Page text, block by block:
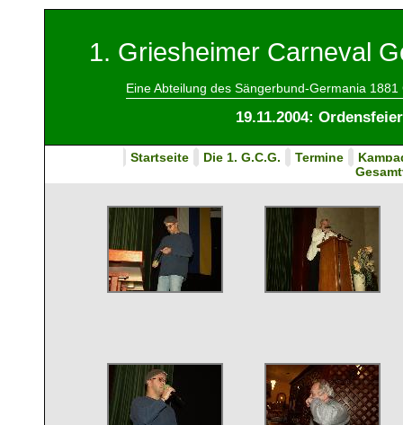
1. Griesheimer Carneval
Eine Abteilung des Sängerbund-Germania 1881
19.11.2004: Ordensfeier
Startseite Die 1. G.C.G. Termine